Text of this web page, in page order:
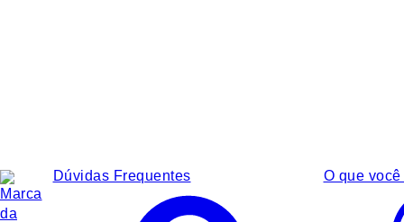
Dúvidas Frequentes O que